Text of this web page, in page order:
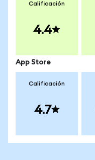
Calificación
4.4
App Store
Calificación
4.7